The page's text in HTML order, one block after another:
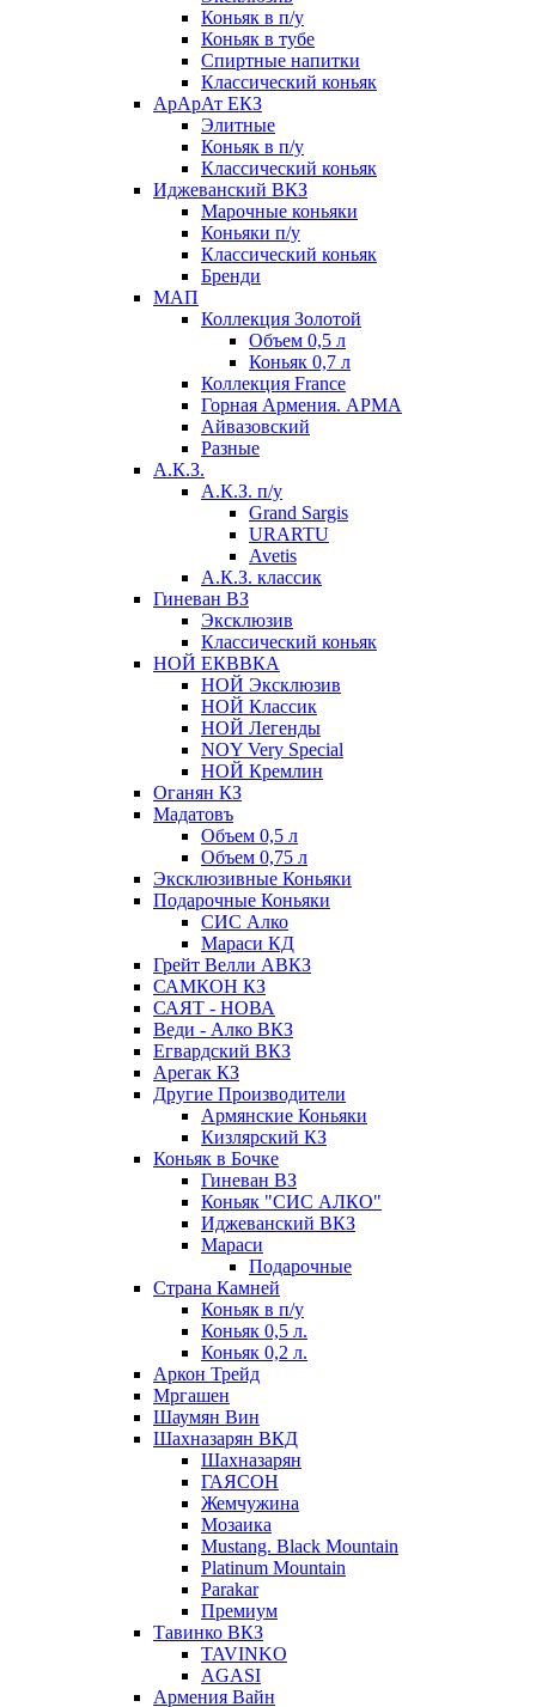
Коньяк в п/у
Коньяк в тубе
Спиртные напитки
Классический коньяк
АрАрАт ЕКЗ
Элитные
Коньяк в п/у
Классический коньяк
Иджеванский ВКЗ
Марочные коньяки
Коньяки п/у
Классический коньяк
Бренди
МАП
Коллекция Золотой
Объем 0,5 л
Коньяк 0,7 л
Коллекция France
Горная Армения. АРМА
Айвазовский
Разные
А.К.З.
А.К.З. п/у
Grand Sargis
URARTU
Avetis
А.К.З. классик
Гиневан ВЗ
Эксклюзив
Классический коньяк
НОЙ ЕКВВКА
НОЙ Эксклюзив
НОЙ Классик
НОЙ Легенды
NOY Very Speсial
НОЙ Кремлин
Оганян КЗ
Мадатовъ
Объем 0,5 л
Объем 0,75 л
Эксклюзивные Коньяки
Подарочные Коньяки
СИС Алко
Мараси КД
Грейт Велли АВКЗ
САМКОН КЗ
САЯТ - НОВА
Веди - Алко ВКЗ
Егвардский ВКЗ
Арегак КЗ
Другие Производители
Армянские Коньяки
Кизлярский КЗ
Коньяк в Бочке
Гиневан ВЗ
Коньяк "СИС АЛКО"
Иджеванский ВКЗ
Мараси
Подарочные
Страна Камней
Коньяк в п/у
Коньяк 0,5 л.
Коньяк 0,2 л.
Аркон Трейд
Мргашен
Шаумян Вин
Шахназарян ВКД
Шахназарян
ГАЯСОН
Жемчужина
Мозаика
Mustang. Black Mountain
Platinum Mountain
Parakar
Премиум
Тавинко ВКЗ
TAVINKO
AGASI
Армения Вайн